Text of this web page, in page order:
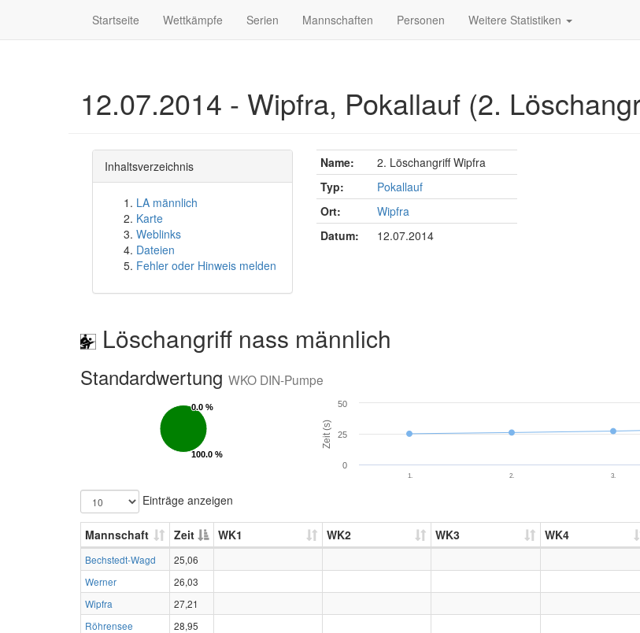
Startseite Wettkämpfe Serien Mannschaften Personen Weitere Statistiken
12.07.2014 - Wipfra, Pokallauf (2.
Inhaltsverzeichnis
LA männlich
Karte
Weblinks
Dateien
Fehler oder Hinweis melden
Name:
2. Löschangriff Wipfra
Typ:
Pokallauf
Ort:
Wipfra
Datum:
12.07.2014
Löschangriff nass männlich
Standardwertung WKO DIN-Pumpe
0.0 %
0.0 %
100.0 %
100.0 %
Zeit (s)
1. 2. 3.
0
25
50
Einträge anzeigen
Mannschaft Zeit WK1 WK2 WK3 WK4
Bechstedt-Wagd
25,06
Werner
26,03
Wipfra
27,21
Röhrensee
28,95